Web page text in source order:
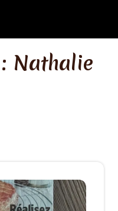
Nathalie